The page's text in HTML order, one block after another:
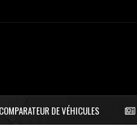
COMPARATEUR DE VÉHICULES